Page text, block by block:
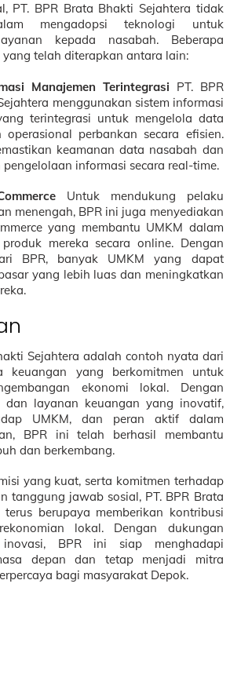
PT. BPR Brata Bhakti Sejahtera tidak
mengadopsi teknologi untuk
kepada nasabah. Beberapa
telah diterapkan antara lain:
Manajemen Terintegrasi PT. BPR
menggunakan sistem informasi
terintegrasi untuk mengelola data
operasional perbankan secara efisien.
keamanan data nasabah dan
informasi secara real-time.
Untuk mendukung pelaku
menengah, BPR ini juga menyediakan
yang membantu UMKM dalam
produk mereka secara online. Dengan
BPR, banyak UMKM yang dapat
yang lebih luas dan meningkatkan
Sejahtera adalah contoh nyata dari
keuangan yang berkomitmen untuk
ekonomi lokal. Dengan
dan layanan keuangan yang inovatif,
UMKM, dan peran aktif dalam
BPR ini telah berhasil membantu
dan berkembang.
yang kuat, serta komitmen terhadap
tanggung jawab sosial, PT. BPR Brata
terus berupaya memberikan kontribusi
lokal. Dengan dukungan
BPR ini siap menghadapi
depan dan tetap menjadi mitra
bagi masyarakat Depok.